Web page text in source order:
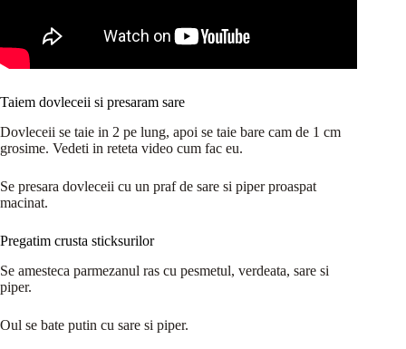
Taiem dovleceii si presaram sare
Dovleceii se taie in 2 pe lung, apoi se taie bare cam de 1 cm
grosime. Vedeti in reteta video cum fac eu.
Se presara dovleceii cu un praf de sare si piper proaspat
macinat.
Pregatim crusta sticksurilor
Se amesteca parmezanul ras cu pesmetul, verdeata, sare si
piper.
Oul se bate putin cu sare si piper.